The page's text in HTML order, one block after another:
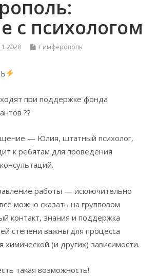
с психологом
Симферополь
при поддержке фонда
??
— Юлия, штатный психолог,
к ребятам для проведения
работы — исключительно
можно сказать на групповом
контакт, знания и поддержка
степени важны для процесса
химической (и других) зависимости.
такая возможность!